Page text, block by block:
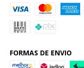
FORMAS DE ENVIO